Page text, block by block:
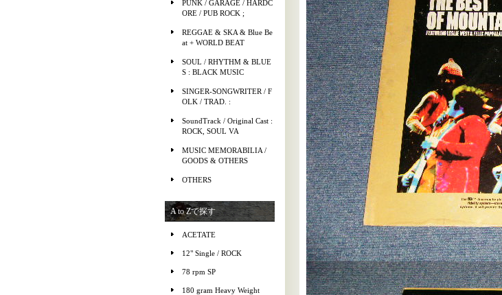
PUNK / GARAGE / HARDC
ORE / PUB ROCK ;
REGGAE & SKA & Blue Be
at + WORLD BEAT
SOUL / RHYTHM & BLUE
S : BLACK MUSIC
SINGER-SONGWRITER / F
OLK / TRAD. :
SoundTrack / Original Cast :
ROCK, SOUL VA
MUSIC MEMORABILIA /
GOODS & OTHERS
OTHERS
A to Zで探す
ACETATE
12" Single / ROCK
78 rpm SP
180 gram Heavy Weight